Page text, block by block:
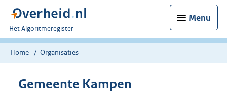
Menu
U
bent
nu
Het Algoritmeregister
Home Organisaties
Gemeente Kampen